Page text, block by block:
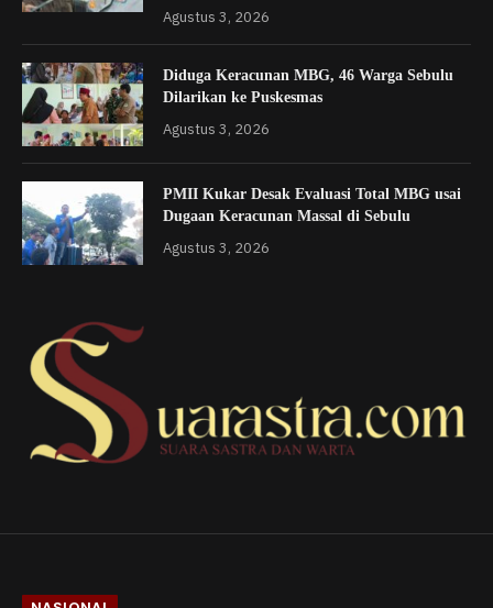
Agustus 3, 2026
Diduga Keracunan MBG, 46 Warga Sebulu
Dilarikan ke Puskesmas
Agustus 3, 2026
PMII Kukar Desak Evaluasi Total MBG usai
Dugaan Keracunan Massal di Sebulu
Agustus 3, 2026